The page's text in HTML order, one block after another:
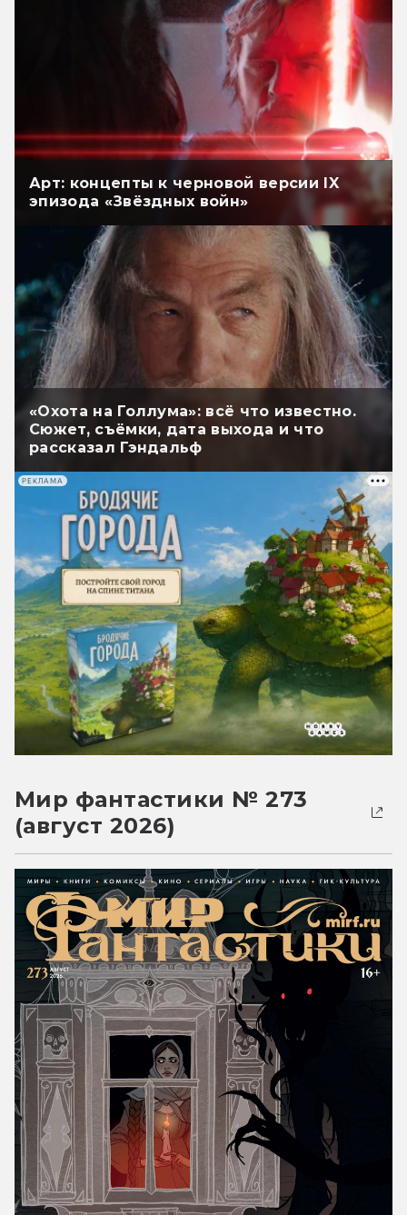
Арт: концепты к черновой версии IX
эпизода «Звёздных войн»
«Охота на Голлума»: всё что известно.
Сюжет, съёмки, дата выхода и что
рассказал Гэндальф
РЕКЛАМА
Мир фантастики № 273
(август 2026)